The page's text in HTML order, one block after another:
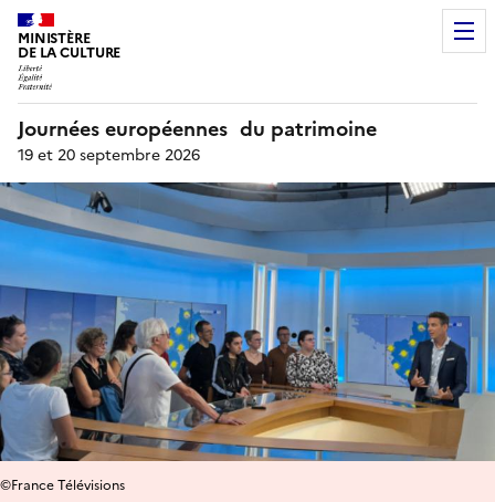
MINISTÈRE
DE LA CULTURE
Journées européennes du patrimoine
19 et 20 septembre 2026
©France Télévisions